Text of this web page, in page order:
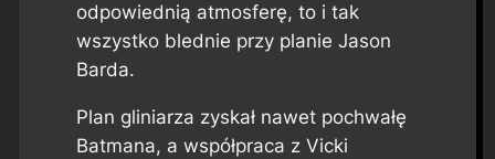
odpowiednią atmosferę, to i tak
wszystko blednie przy planie Jason
Barda.
Plan gliniarza zyskał nawet pochwałę
Batmana, a współpraca z Vicki